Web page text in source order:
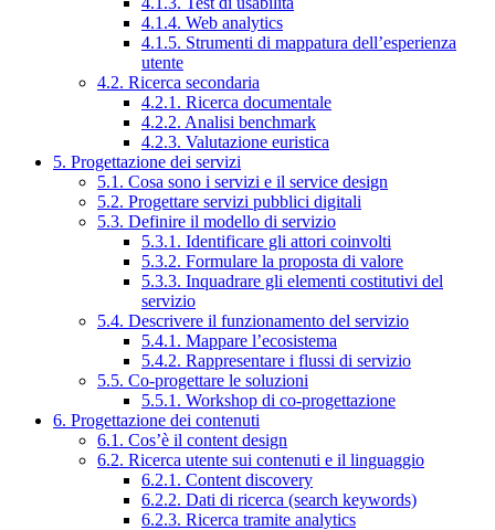
4.1.4. Web analytics
4.1.5. Strumenti di mappatura dell’esperienza
utente
4.2. Ricerca secondaria
4.2.1. Ricerca documentale
4.2.2. Analisi benchmark
4.2.3. Valutazione euristica
5. Progettazione dei servizi
5.1. Cosa sono i servizi e il service design
5.2. Progettare servizi pubblici digitali
5.3. Definire il modello di servizio
5.3.1. Identificare gli attori coinvolti
5.3.2. Formulare la proposta di valore
5.3.3. Inquadrare gli elementi costitutivi del
servizio
5.4. Descrivere il funzionamento del servizio
5.4.1. Mappare l’ecosistema
5.4.2. Rappresentare i flussi di servizio
5.5. Co-progettare le soluzioni
5.5.1. Workshop di co-progettazione
6. Progettazione dei contenuti
6.1. Cos’è il content design
6.2. Ricerca utente sui contenuti e il linguaggio
6.2.1. Content discovery
6.2.2. Dati di ricerca (search keywords)
6.2.3. Ricerca tramite analytics